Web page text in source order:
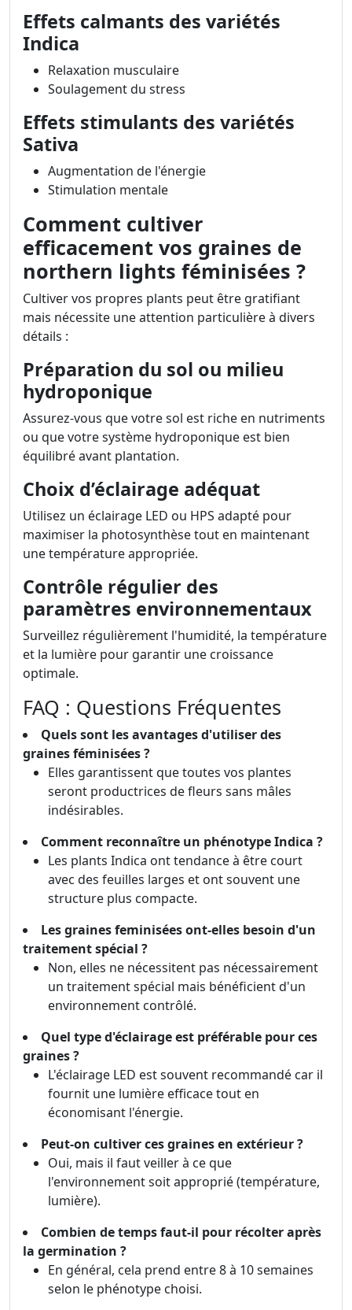
Effets calmants des variétés
Indica
Relaxation musculaire
Soulagement du stress
Effets stimulants des variétés
Sativa
Augmentation de l'énergie
Stimulation mentale
Comment cultiver
efficacement vos graines de
northern lights féminisées ?
Cultiver vos propres plants peut être gratifiant
mais nécessite une attention particulière à divers
détails :
Préparation du sol ou milieu
hydroponique
Assurez-vous que votre sol est riche en nutriments
ou que votre système hydroponique est bien
équilibré avant plantation.
Choix d’éclairage adéquat
Utilisez un éclairage LED ou HPS adapté pour
maximiser la photosynthèse tout en maintenant
une température appropriée.
Contrôle régulier des
paramètres environnementaux
Surveillez régulièrement l'humidité, la température
et la lumière pour garantir une croissance
optimale.
FAQ : Questions Fréquentes
Quels sont les avantages d'utiliser des
graines féminisées ?
Elles garantissent que toutes vos plantes
seront productrices de fleurs sans mâles
indésirables.
Comment reconnaître un phénotype Indica ?
Les plants Indica ont tendance à être court
avec des feuilles larges et ont souvent une
structure plus compacte.
Les graines feminisées ont-elles besoin d'un
traitement spécial ?
Non, elles ne nécessitent pas nécessairement
un traitement spécial mais bénéficient d'un
environnement contrôlé.
Quel type d'éclairage est préférable pour ces
graines ?
L'éclairage LED est souvent recommandé car il
fournit une lumière efficace tout en
économisant l'énergie.
Peut-on cultiver ces graines en extérieur ?
Oui, mais il faut veiller à ce que
l'environnement soit approprié (température,
lumière).
Combien de temps faut-il pour récolter après
la germination ?
En général, cela prend entre 8 à 10 semaines
selon le phénotype choisi.